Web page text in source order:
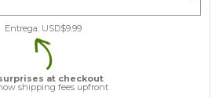
Entrega: USD$9.99
at checkout
shipping fees upfront